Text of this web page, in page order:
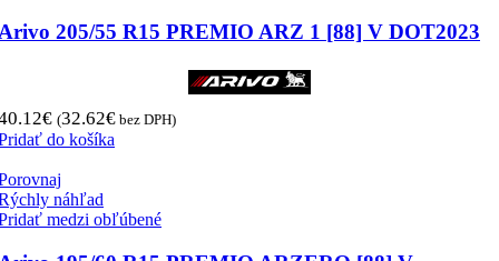
205/55 R15 PREMIO ARZ 1 [88] V DOT2023
€ (32.62€ bez DPH)
do košíka
náhľad
medzi obľúbené